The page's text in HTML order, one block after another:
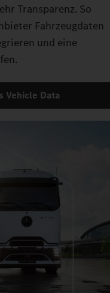
Transparenz. So
Fahrzeugdaten
und eine
Vehicle Data